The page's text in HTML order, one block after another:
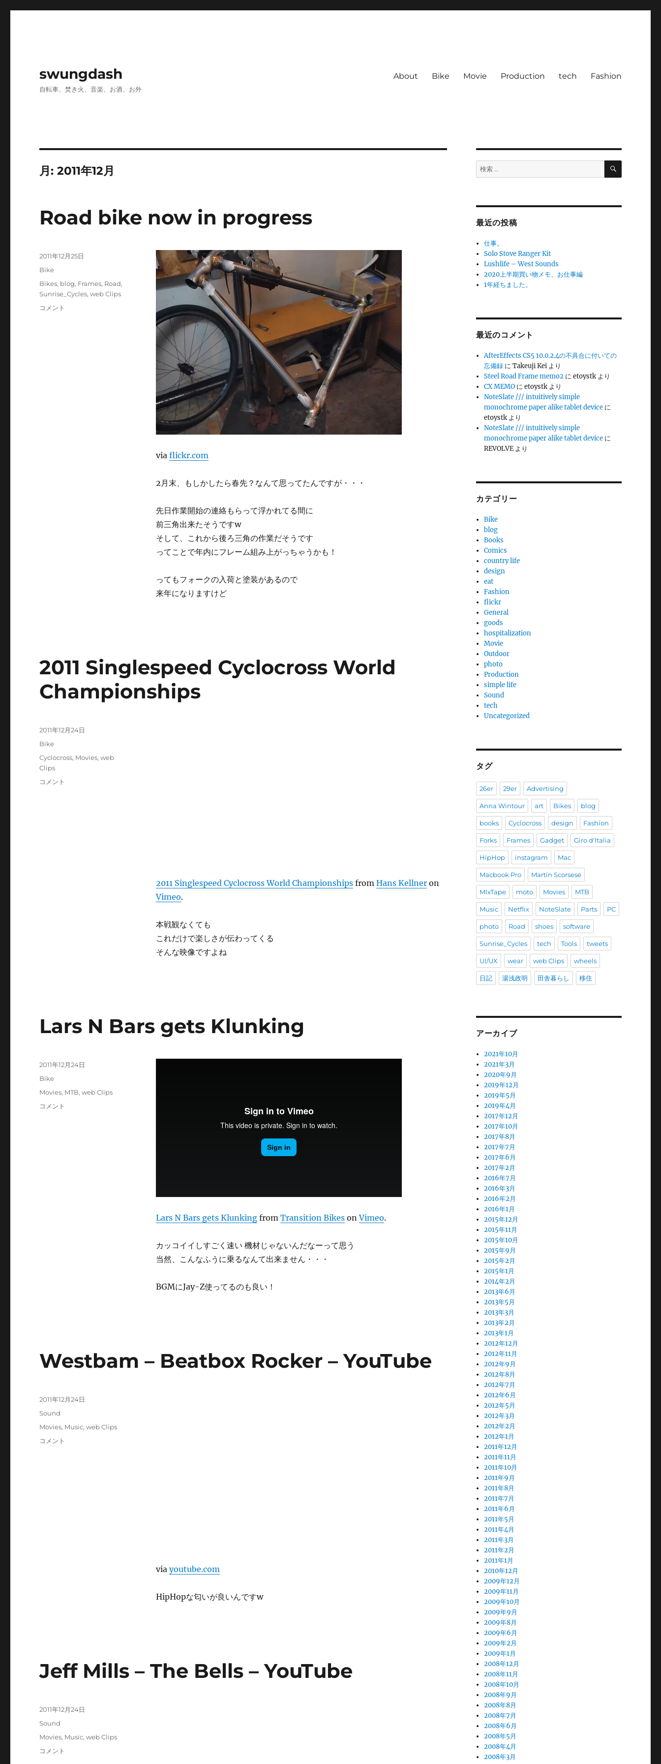
swungdash
自転車、焚き火、音楽、お酒、お外
About Bike Movie Production tech Fashion
月:2011年12月
Road bike now in progress
via flickr.com
2月末、もしかしたら春先？なんて思ってたんですが・・・
先日作業開始の連絡もらって浮かれてる間に
前三角出来たそうですw
そして、これから後ろ三角の作業だそうです
ってことで年内にフレーム組み上がっちゃうかも！
ってもフォークの入荷と塗装があるので
来年になりますけど
投
稿
2011年12月25日
カ
テ
ー
Bike
タ
グ
Bikes, blog, Frames, Road,
Sunrise_Cycles,web Clips
Road
コメント
2011 Singlespeed Cyclocross World
Championships
2011 Singlespeed Cyclocross World Championshipsfrom Hans Kellneron
Vimeo.
本戦観なくても
これだけで楽しさが伝わってくる
そんな映像ですよね
投
稿
2011年12月24日
カ
ゴ
ー
Bike
タ
グ
Cyclocross, Movies,web
Clips
2011
コメント
Lars N Bars gets Klunking
Lars N Bars gets Klunkingfrom Transition BikesonVimeo.
カッコイイしすごく速い 機材じゃないんだなーって思う
当然、こんなふうに乗るなんて出来ません・・・
BGMにJay-Z使ってるのも良い！
投
稿
2011年12月24日
カ
リ
Bike
タ
Movies, MTB,web Clips
Lars
コメント
Westbam – Beatbox Rocker – YouTube
via youtube.com
HipHopな匂いが良いんですw
投
2011年12月24日
カ
リ
Sound
タ
Movies, Music,web Clips
Westbam
コメント
Jeff Mills – The Bells – YouTube
投
2011年12月24日
カ
リ
Sound
タ
Movies, Music,web Clips
Jeff
コメント
検
索:
検
最近の投稿
仕事。
Solo Stove Ranger Kit
Lushlife – West Sounds
2020上半期買い物メモ、お仕事編
1年経ちました。
最近のコメント
AfterEffects CS5 10.0.2.4の不具合に付いての
忘備録 にTakeuji Kei より
Steel Road Frame memo2 にetoystk より
CX MEMO にetoystk より
NoteSlate /// intuitively simple
monochrome paper alike tablet device に
etoystk より
NoteSlate /// intuitively simple
monochrome paper alike tablet device に
REVOLVE より
カテゴリー
Bike
blog
Books
Comics
country life
design
eat
Fashion
flickr
General
goods
hospitalization
Movie
Outdoor
photo
Production
simple life
Sound
tech
Uncategorized
タグ
26er 29er Advertising
Anna Wintour art Bikes blog
books Cyclocross design Fashion
Forks Frames Gadget Giro d'Italia
HipHop instagram Mac
Macbook Pro Martin Scorsese
MIxTape moto Movies MTB
Music Netflix NoteSlate Parts PC
photo Road shoes software
Sunrise_Cycles tech Tools tweets
UI/UX wear web Clips wheels
日記 湯浅政明 田舎暮らし 移住
アーカイブ
2021年10月
2021年3月
2020年9月
2019年12月
2019年5月
2019年4月
2017年12月
2017年10月
2017年8月
2017年7月
2017年6月
2017年2月
2016年7月
2016年3月
2016年2月
2016年1月
2015年12月
2015年11月
2015年10月
2015年9月
2015年2月
2015年1月
2014年2月
2013年6月
2013年5月
2013年3月
2013年2月
2013年1月
2012年12月
2012年11月
2012年9月
2012年8月
2012年7月
2012年6月
2012年5月
2012年3月
2012年2月
2012年1月
2011年12月
2011年11月
2011年10月
2011年9月
2011年8月
2011年7月
2011年6月
2011年5月
2011年4月
2011年3月
2011年2月
2011年1月
2010年12月
2009年12月
2009年11月
2009年10月
2009年9月
2009年8月
2009年6月
2009年2月
2009年1月
2008年12月
2008年11月
2008年10月
2008年9月
2008年8月
2008年7月
2008年6月
2008年5月
2008年4月
2008年3月